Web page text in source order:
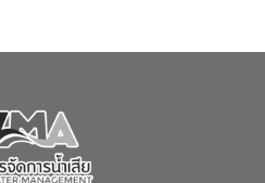
ณ เทศบาลตำบลบางเลน จังหวัดนครปฐม